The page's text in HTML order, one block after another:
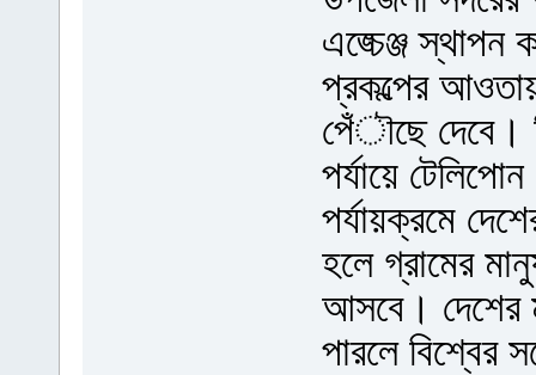
এঙ্চেঞ্জ স্থাপন
প্রকল্পের
পেঁৗছে দেবে।
পর্যায়ে
পর্যায়ক্রমে
হলে গ্রামের
আসবে। দেশের
পারলে বিশ্বের